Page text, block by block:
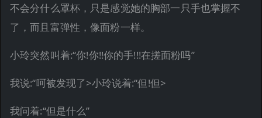
不会分什么罩杯，只是感觉她的胸部一只手也掌握不
了，而且富弹性，像面粉一样。
小玲突然叫着:“你!你!!你的手!!!在搓面粉吗”
我说:“呵被发现了>小玲说着:“但!但>
我问着:“但是什么”